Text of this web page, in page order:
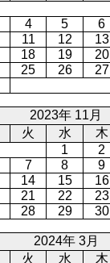
4 5 6
11 12 13
18 19 20
25 26 27
2023年 11月
火 水 木
1
2
7 8 9
14 15 16
21 22 23
28 29 30
2024年 3月
火 水 木